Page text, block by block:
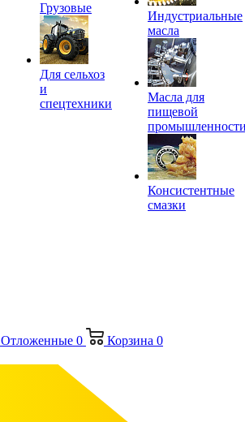
Грузовые
Для сельхоз
и
спецтехники
Индустриальные
масла
Масла для
пищевой
Консистентные
смазки
Отложенные 0 Корзина 0